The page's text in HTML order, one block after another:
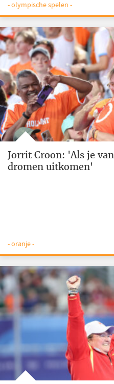
- olympische spelen -
Jorrit Croon: 'Als je
dromen uitkomen'
- oranje -